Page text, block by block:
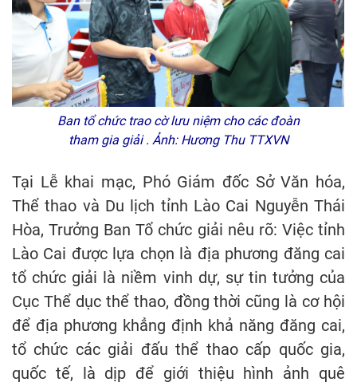
Ban tổ chức trao cờ lưu niệm cho các đoàn
tham gia giải . Ảnh: Hương Thu TTXVN
Tại Lễ khai mạc, Phó Giám đốc Sở Văn hóa,
Thể thao và Du lịch tỉnh Lào Cai Nguyễn Thái
Hòa, Trưởng Ban Tổ chức giải nêu rõ: Việc tỉnh
Lào Cai được lựa chọn là địa phương đăng cai
tổ chức giải là niềm vinh dự, sự tin tưởng của
Cục Thể dục thể thao, đồng thời cũng là cơ hội
để địa phương khẳng định khả năng đăng cai,
tổ chức các giải đấu thể thao cấp quốc gia,
quốc tế, là dịp để giới thiệu hình ảnh quê